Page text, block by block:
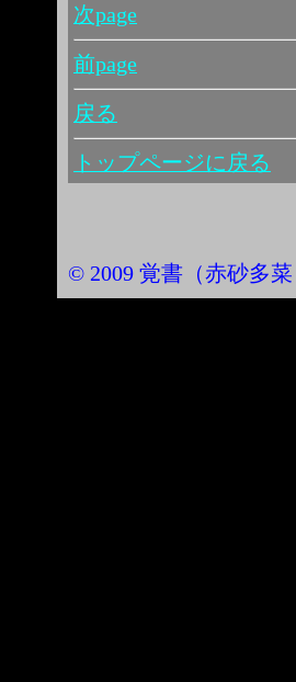
次page
前page
戻る
トップページに戻る
© 2009 覚書（赤砂多